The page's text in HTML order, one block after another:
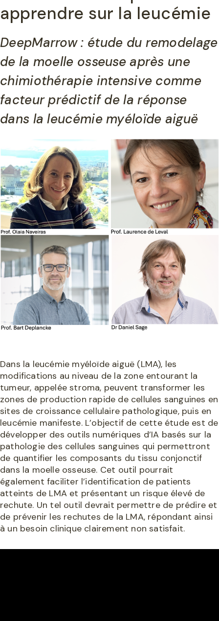
apprendre sur la leucémie
DeepMarrow : étude du remodelage
de la moelle osseuse après une
chimiothérapie intensive comme
facteur prédictif de la réponse
dans la leucémie myéloïde aiguë
Dans la leucémie myéloïde aiguë (LMA), les
modifications au niveau de la zone entourant la
tumeur, appelée stroma, peuvent transformer les
zones de production rapide de cellules sanguines en
sites de croissance cellulaire pathologique, puis en
leucémie manifeste. L’objectif de cette étude est de
développer des outils numériques d’IA basés sur la
pathologie des cellules sanguines qui permettront
de quantifier les composants du tissu conjonctif
dans la moelle osseuse. Cet outil pourrait
également faciliter l’identification de patients
atteints de LMA et présentant un risque élevé de
rechute. Un tel outil devrait permettre de prédire et
de prévenir les rechutes de la LMA, répondant ainsi
à un besoin clinique clairement non satisfait.